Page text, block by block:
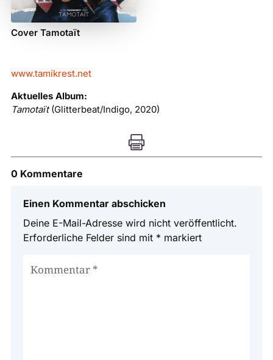
Cover Tamotaït
www.tamikrest.net
Aktuelles Album:
Tamotaït(Glitterbeat/Indigo, 2020)

0 Kommentare
Einen Kommentar abschicken
Deine E-Mail-Adresse wird nicht veröffentlicht.
Erforderliche Felder sind mit * markiert